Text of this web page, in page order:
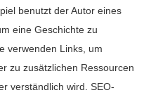
benutzt der Autor eines
eine Geschichte zu
verwenden Links, um
zu zusätzlichen Ressourcen
verständlich wird. SEO-